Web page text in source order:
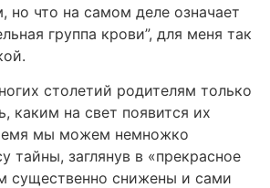
но что на самом деле означает
группа крови”, для меня так
столетий родителям только
каким на свет появится их
мы можем немножко
тайны, заглянув в «прекрасное
существенно снижены и сами